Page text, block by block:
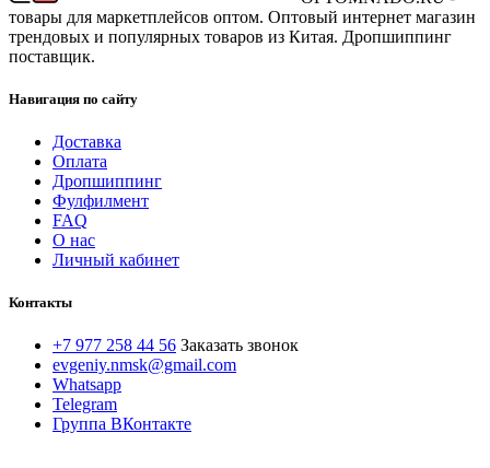
товары для маркетплейсов оптом. Оптовый интернет магазин
трендовых и популярных товаров из Китая. Дропшиппинг
поставщик.
Навигация по сайту
Доставка
Оплата
Дропшиппинг
Фулфилмент
FAQ
О нас
Личный кабинет
Контакты
+7 977 258 44 56 Заказать звонок
evgeniy.nmsk@gmail.com
Whatsapp
Telegram
Группа ВКонтакте